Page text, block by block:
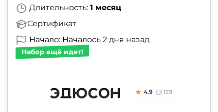
Длительность: 1 месяц
Сертификат
Начало: Началось 2 дня назад
Набор ещё идет!
4.9 129